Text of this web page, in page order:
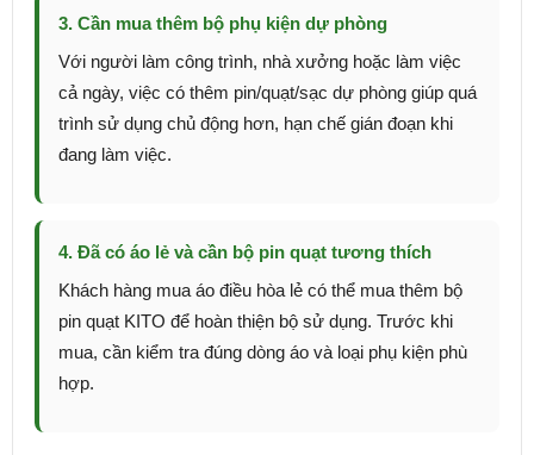
3. Cần mua thêm bộ phụ kiện dự phòng
Với người làm công trình, nhà xưởng hoặc làm việc
cả ngày, việc có thêm pin/quạt/sạc dự phòng giúp quá
trình sử dụng chủ động hơn, hạn chế gián đoạn khi
đang làm việc.
4. Đã có áo lẻ và cần bộ pin quạt tương thích
Khách hàng mua áo điều hòa lẻ có thể mua thêm bộ
pin quạt KITO để hoàn thiện bộ sử dụng. Trước khi
mua, cần kiểm tra đúng dòng áo và loại phụ kiện phù
hợp.